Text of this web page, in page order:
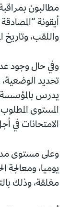
مطالبون
أيقونة
واللقب، وتاريخ
وفي حال وجود
تحديد الوضعية،
يدرس بالمؤسسة
المستوى
الامتحانات في أجل أقصاه
وعلى مستوى
يوميا، ومعالجة
مغلقة، وذلك